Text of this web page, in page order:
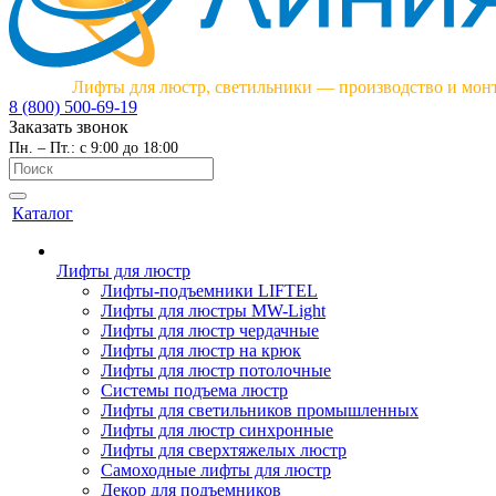
Лифты для люстр, светильники — производство и
8 (800) 500-69-19
Заказать звонок
Пн. – Пт.: с 9:00 до 18:00
Каталог
Лифты для люстр
Лифты-подъемники LIFTEL
Лифты для люстры MW-Light
Лифты для люстр чердачные
Лифты для люстр на крюк
Лифты для люстр потолочные
Системы подъема люстр
Лифты для светильников промышленных
Лифты для люстр синхронные
Лифты для сверхтяжелых люстр
Самоходные лифты для люстр
Декор для подъемников